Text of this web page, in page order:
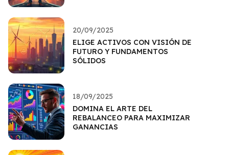
20/09/2025
ELIGE ACTIVOS CON VISIÓN DE
FUTURO Y FUNDAMENTOS
SÓLIDOS
18/09/2025
DOMINA EL ARTE DEL
REBALANCEO PARA MAXIMIZAR
GANANCIAS